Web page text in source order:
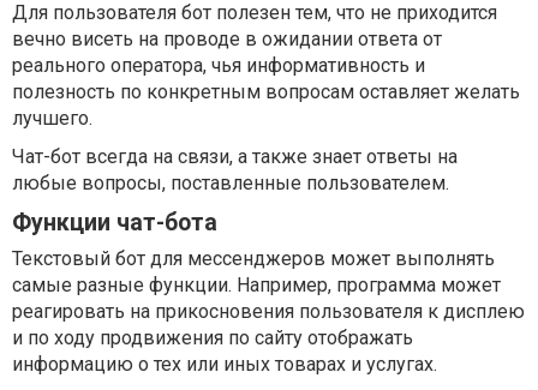
Для пользователя бот полезен тем, что не приходится
вечно висеть на проводе в ожидании ответа от
реального оператора, чья информативность и
полезность по конкретным вопросам оставляет желать
лучшего.
Чат-бот всегда на связи, а также знает ответы на
любые вопросы, поставленные пользователем.
Функции чат-бота
Текстовый бот для мессенджеров может выполнять
самые разные функции. Например, программа может
реагировать на прикосновения пользователя к дисплею
и по ходу продвижения по сайту отображать
информацию о тех или иных товарах и услугах.